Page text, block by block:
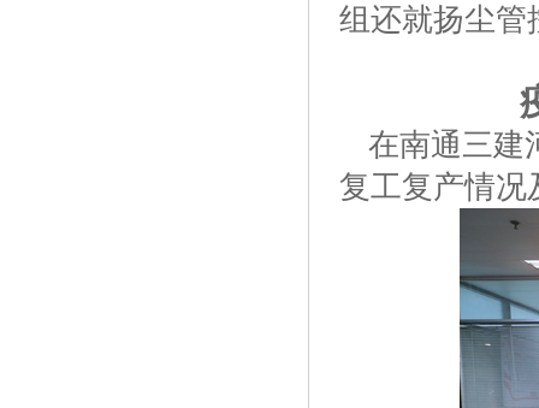
组还就扬尘管
在南通三建
复工复产情况